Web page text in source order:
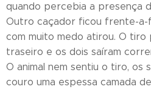
quando percebia a presença
Outro caçador ficou frente-
com muito medo atirou. O tiro
traseiro e os dois saíram
O animal nem sentiu o tiro, os
couro uma espessa camada